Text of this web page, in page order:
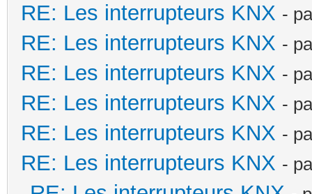
RE: Les interrupteurs KNX -
RE: Les interrupteurs KNX -
RE: Les interrupteurs KNX -
RE: Les interrupteurs KNX -
RE: Les interrupteurs KNX -
RE: Les interrupteurs KNX -